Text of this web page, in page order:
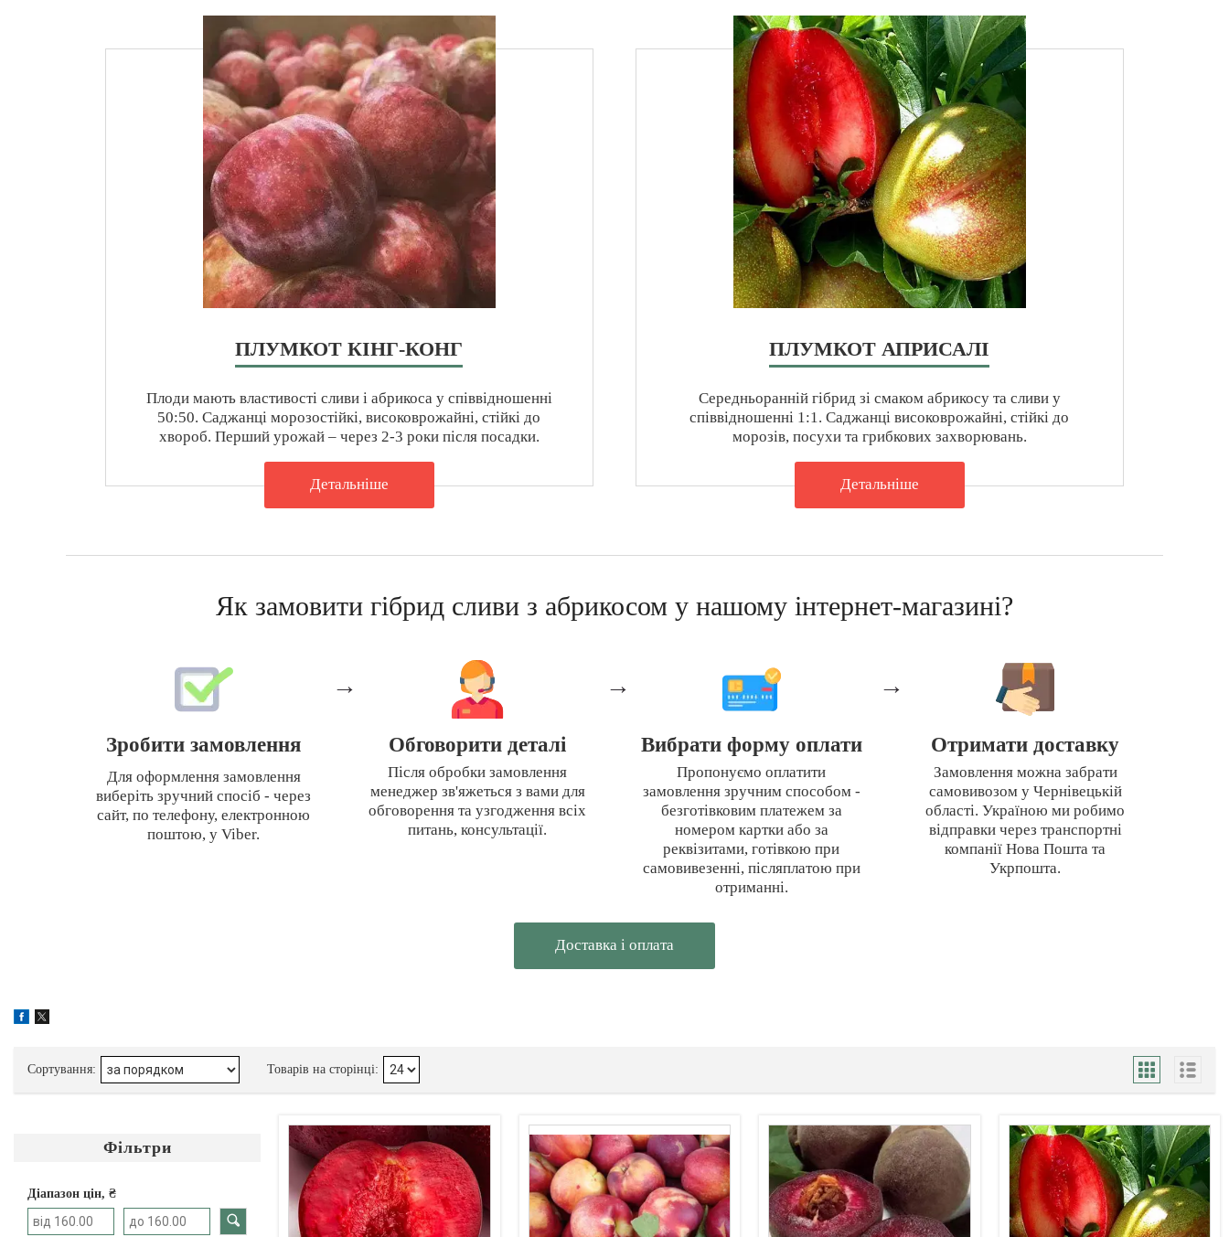
ПЛУМКОТ КІНГ-КОНГ
Плоди мають властивості сливи і абрикоса у співвідношенні
50:50. Саджанці морозостійкі, високоврожайні, стійкі до
хвороб. Перший урожай – через 2-3 роки після посадки.
Детальнiше
ПЛУМКОТ АПРИСАЛІ
Середньоранній гібрид зі смаком абрикосу та сливи у
співвідношенні 1:1. Саджанці високоврожайні, стійкі до
морозів, посухи та грибкових захворювань.
Детальнiше
Як замовити гібрид сливи з абрикосом у нашому інтернет-магазині?
Зробити замовлення
Для оформлення замовлення
виберіть зручний спосіб - через
сайт, по телефону, електронною
поштою, у Viber.
→
Обговорити деталі
Після обробки замовлення
менеджер зв'яжеться з вами для
обговорення та узгодження всіх
питань, консультації.
→
Вибрати форму оплати
Пропонуємо оплатити
замовлення зручним способом -
безготівковим платежем за
номером картки або за
реквізитами, готівкою при
самовивезенні, післяплатою при
отриманні.
→
Отримати доставку
Замовлення можна забрати
самовивозом у Чернівецькій
області. Україною ми робимо
відправки через транспортні
компанії Нова Пошта та
Укрпошта.
Доставка i оплата
Фільтри
Діапазон цін, ₴